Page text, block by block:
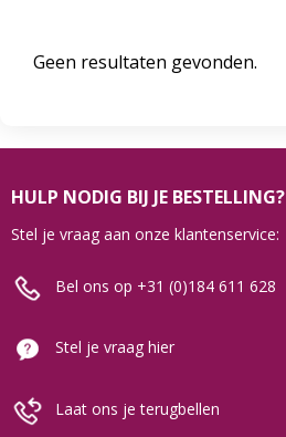
Geen resultaten gevonden.
HULP NODIG BIJ JE BESTELLING?
Stel je vraag aan onze klantenservice:
Bel ons op +31 (0)184 611 628
Stel je vraag hier
Laat ons je terugbellen